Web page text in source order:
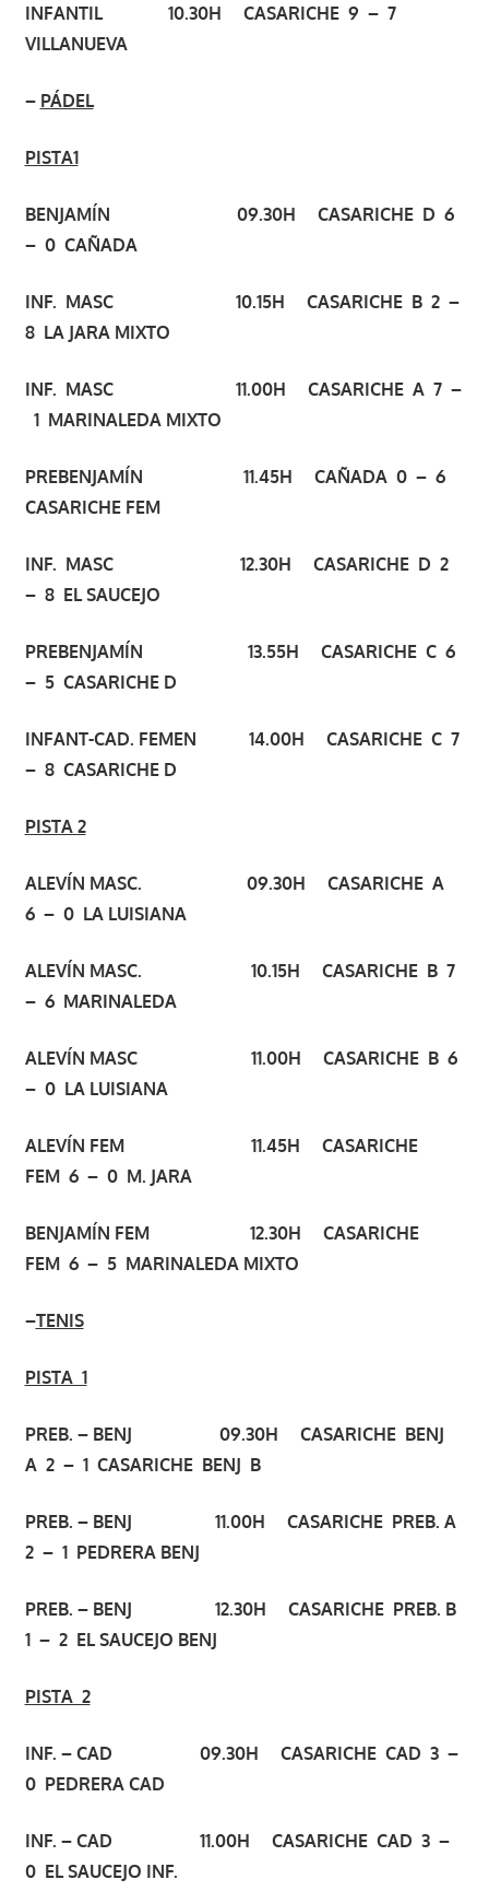
INFANTIL 10.30H CASARICHE 9 – 7
VILLANUEVA
– PÁDEL
PISTA1
BENJAMÍN 09.30H CASARICHE D 6
– 0 CAÑADA
INF. MASC 10.15H CASARICHE B 2 –
8 LA JARA MIXTO
INF. MASC 11.00H CASARICHE A 7 –
1 MARINALEDA MIXTO
PREBENJAMÍN 11.45H CAÑADA 0 – 6
CASARICHE FEM
INF. MASC 12.30H CASARICHE D 2
– 8 EL SAUCEJO
PREBENJAMÍN 13.55H CASARICHE C 6
– 5 CASARICHE D
INFANT-CAD. FEMEN 14.00H CASARICHE C 7
– 8 CASARICHE D
PISTA 2
ALEVÍN MASC. 09.30H CASARICHE A
6 – 0 LA LUISIANA
ALEVÍN MASC. 10.15H CASARICHE B 7
– 6 MARINALEDA
ALEVÍN MASC 11.00H CASARICHE B 6
– 0 LA LUISIANA
ALEVÍN FEM 11.45H CASARICHE
FEM 6 – 0 M. JARA
BENJAMÍN FEM 12.30H CASARICHE
FEM 6 – 5 MARINALEDA MIXTO
–TENIS
PISTA 1
PREB. – BENJ 09.30H CASARICHE BENJ
A 2 – 1 CASARICHE BENJ B
PREB. – BENJ 11.00H CASARICHE PREB. A
2 – 1 PEDRERA BENJ
PREB. – BENJ 12.30H CASARICHE PREB. B
1 – 2 EL SAUCEJO BENJ
PISTA 2
INF. – CAD 09.30H CASARICHE CAD 3 –
0 PEDRERA CAD
INF. – CAD 11.00H CASARICHE CAD 3 –
0 EL SAUCEJO INF.